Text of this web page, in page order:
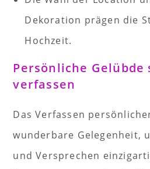
Dekoration prägen die
Hochzeit.
Persönliche Gelübde
verfassen
Das Verfassen
wunderbare Gelegenheit,
und Versprechen